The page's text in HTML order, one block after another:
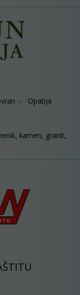
- Opatija
kamen, granit,